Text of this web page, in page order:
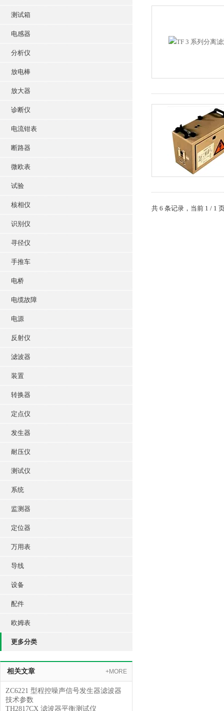
测试箱
电感器
分析仪
放电棒
放大器
诊断仪
电流钳表
断路器
微欧表
试验
核相仪
识别仪
寻径仪
手推车
电桥
电缆故障
电源
反射仪
滤波器
装置
转换器
定点仪
发生器
耐压仪
测试仪
系统
监测器
定位器
万用表
导线
设备
配件
欧姆表
更多分类
相关文章 +MORE
ZC6221 型程控噪声信号发生器滤波器
技术参数
TH2817CX 滤波器平衡测试仪
共 6 条记录，当前 1 / 1